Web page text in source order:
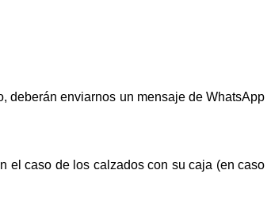
deberán enviarnos un mensaje de WhatsApp
el caso de los calzados con su caja (en caso